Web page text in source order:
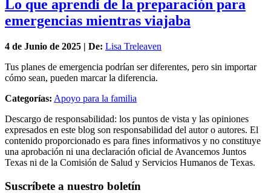
Lo que aprendí de la preparación para
emergencias mientras viajaba
4 de Junio de 2025 | De: Lisa Treleaven
Tus planes de emergencia podrían ser diferentes, pero sin importar
cómo sean, pueden marcar la diferencia.
Categorías: Apoyo para la familia
Descargo de responsabilidad: los puntos de vista y las opiniones
expresados en este blog son responsabilidad del autor o autores. El
contenido proporcionado es para fines informativos y no constituye
una aprobación ni una declaración oficial de Avancemos Juntos
Texas ni de la Comisión de Salud y Servicios Humanos de Texas.
Suscríbete a nuestro boletín